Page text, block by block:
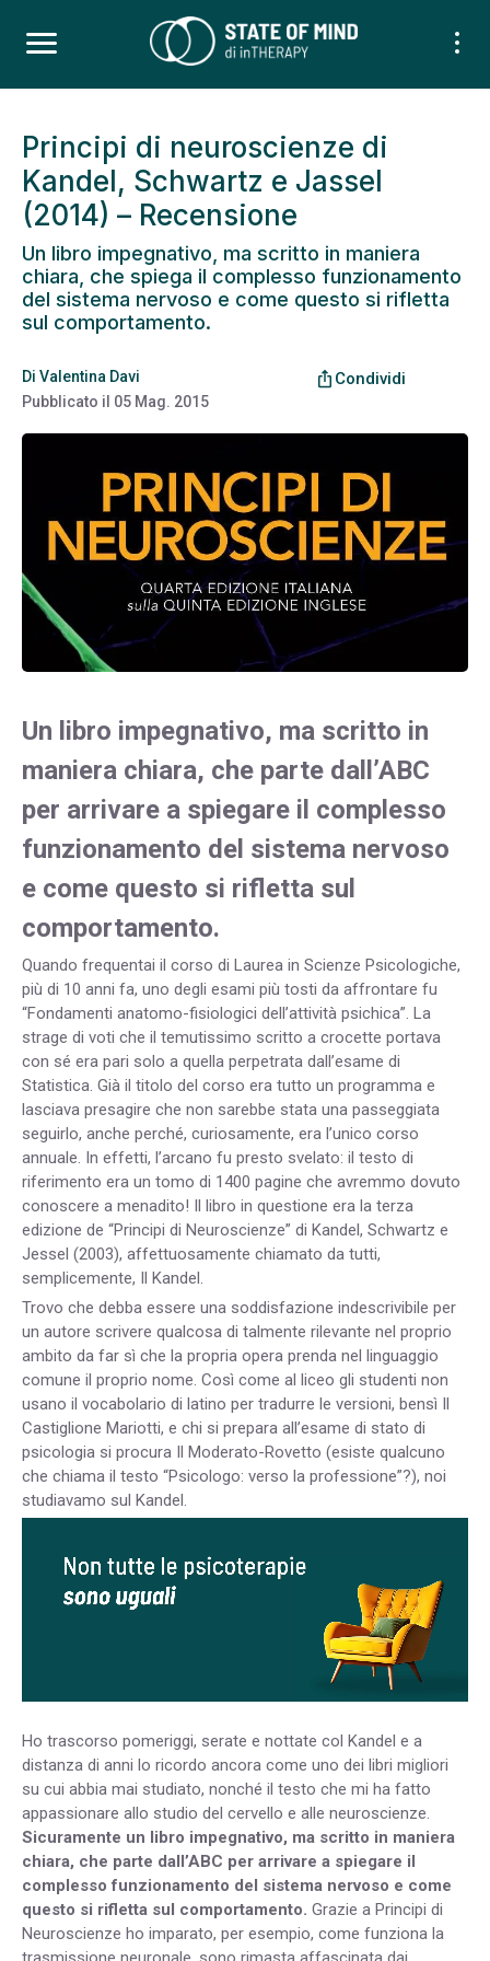
Principi di neuroscienze di
Kandel, Schwartz e Jassel
(2014) – Recensione
Un libro impegnativo, ma scritto in maniera
chiara, che spiega il complesso funzionamento
del sistema nervoso e come questo si rifletta
sul comportamento.
Di Valentina Davi
Pubblicato il 05 Mag. 2015
ios_share Condividi
Un libro impegnativo, ma scritto in
maniera chiara, che parte dall’ABC
per arrivare a spiegare il complesso
funzionamento del sistema nervoso
e come questo si rifletta sul
comportamento.
Quando frequentai il corso di Laurea in Scienze Psicologiche,
più di 10 anni fa, uno degli esami più tosti da affrontare fu
“Fondamenti anatomo-fisiologici dell’attività psichica”. La
strage di voti che il temutissimo scritto a crocette portava
con sé era pari solo a quella perpetrata dall’esame di
Statistica. Già il titolo del corso era tutto un programma e
lasciava presagire che non sarebbe stata una passeggiata
seguirlo, anche perché, curiosamente, era l’unico corso
annuale. In effetti, l’arcano fu presto svelato: il testo di
riferimento era un tomo di 1400 pagine che avremmo dovuto
conoscere a menadito! Il libro in questione era la terza
edizione de “Principi di Neuroscienze” di Kandel, Schwartz e
Jessel (2003), affettuosamente chiamato da tutti,
semplicemente, Il Kandel.
Trovo che debba essere una soddisfazione indescrivibile per
un autore scrivere qualcosa di talmente rilevante nel proprio
ambito da far sì che la propria opera prenda nel linguaggio
comune il proprio nome. Così come al liceo gli studenti non
usano il vocabolario di latino per tradurre le versioni, bensì Il
Castiglione Mariotti, e chi si prepara all’esame di stato di
psicologia si procura Il Moderato-Rovetto (esiste qualcuno
che chiama il testo “Psicologo: verso la professione”?), noi
studiavamo sul Kandel.
Ho trascorso pomeriggi, serate e nottate col Kandel e a
distanza di anni lo ricordo ancora come uno dei libri migliori
su cui abbia mai studiato, nonché il testo che mi ha fatto
appassionare allo studio del cervello e alle neuroscienze.
Sicuramente un libro impegnativo, ma scritto in maniera
chiara, che parte dall’ABC per arrivare a spiegare il
complesso funzionamento del sistema nervoso e come
questo si rifletta sul comportamento. Grazie a Principi di
Neuroscienze ho imparato, per esempio, come funziona la